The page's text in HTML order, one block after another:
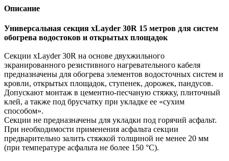
Описание
Универсальная секция xLayder 30R 15 метров для систем
обогрева водостоков и открытых площадок
Секции xLayder 30R на основе двухжильного
экранированного резистивного нагревательного кабеля
предназначены для обогрева элементов водосточных систем и
кровли, открытых площадок, ступенек, дорожек, пандусов.
Допускают монтаж в цементно-песчаную стяжку, плиточный
клей, а также под брусчатку при укладке ее «сухим
способом».
Секции не предназначены для укладки под горячий асфальт.
При необходимости применения асфальта секции
предварительно залить стяжкой толщиной не менее 20 мм
(при температуре асфальта не более 150 °С).